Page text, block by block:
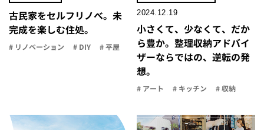
古民家をセルフリノべ。未
完成を楽しむ住処。
# リノベーション # DIY # 平屋
2024.12.19
小さくて、少なくて、だか
ら豊か。整理収納アドバイ
ザーならではの、逆転の発
想。
# アート # キッチン # 収納